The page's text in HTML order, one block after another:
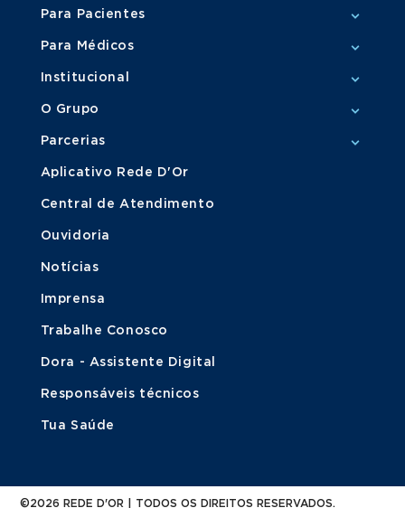
Para Pacientes
Para Médicos
Institucional
O Grupo
Parcerias
Aplicativo Rede D'Or
Central de Atendimento
Ouvidoria
Notícias
Imprensa
Trabalhe Conosco
Dora - Assistente Digital
Responsáveis técnicos
Tua Saúde
©2026 REDE D'OR | TODOS OS DIREITOS RESERVADOS.